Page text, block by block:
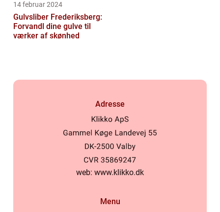
14 februar 2024
Gulvsliber Frederiksberg:
Forvandl dine gulve til
værker af skønhed
Adresse
web: www.klikko.dk
Menu